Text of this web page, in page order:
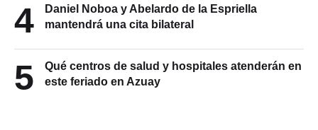
4
Daniel Noboa y Abelardo de la Espriella
mantendrá una cita bilateral
5
Qué centros de salud y hospitales atenderán en
este feriado en Azuay